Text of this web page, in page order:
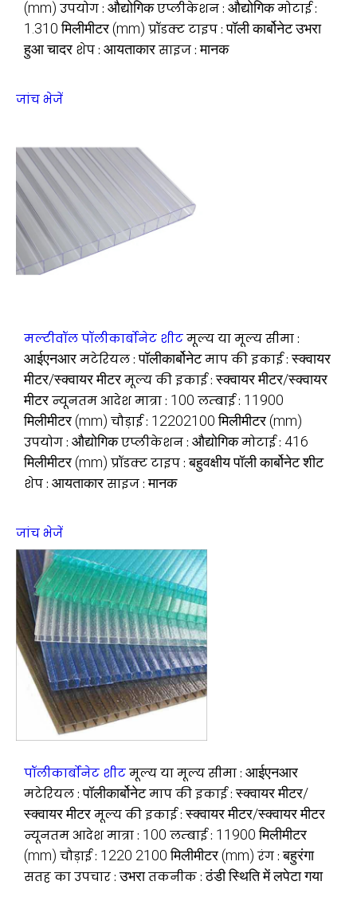
(mm) उपयोग : औद्योगिकएप्लीकेशन : औद्योगिकमोटाई :
1.310 मिलीमीटर (mm) प्रॉडक्ट टाइप :पॉली कार्बोनेट उभरा
हुआ चादर शेप : आयताकारसाइज :मानक
जांच भेजें
मल्टीवॉल पॉलीकार्बोनेट शीटमूल्य या मूल्य सीमा :
आईएनआरमटेरियल :पॉलीकार्बोनेटमाप की इकाई :स्क्वायर
मीटर/स्क्वायर मीटरमूल्य की इकाई :स्क्वायर मीटर/स्क्वायर
मीटरन्यूनतम आदेश मात्रा : 100 लम्बाई : 11900
मिलीमीटर (mm) चौड़ाई : 12202100 मिलीमीटर (mm)
उपयोग : औद्योगिकएप्लीकेशन : औद्योगिकमोटाई : 416
मिलीमीटर (mm) प्रॉडक्ट टाइप :बहुवक्षीय पॉली कार्बोनेट शीट
शेप : आयताकारसाइज :मानक
जांच भेजें
पॉलीकार्बोनेट शीटमूल्य या मूल्य सीमा : आईएनआर
मटेरियल :पॉलीकार्बोनेटमाप की इकाई :स्क्वायर मीटर/
स्क्वायर मीटरमूल्य की इकाई :स्क्वायर मीटर/स्क्वायर मीटर
न्यूनतम आदेश मात्रा : 100 लम्बाई : 11900 मिलीमीटर
(mm) चौड़ाई : 1220 2100 मिलीमीटर (mm) रंग :बहुरंगा
सतह का उपचार :उभरातकनीक :ठंडी स्थिति में लपेटा गया